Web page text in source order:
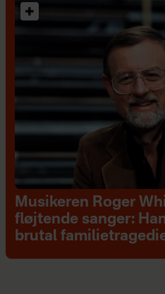
Musikeren Roger
fløjtende sanger:
brutal